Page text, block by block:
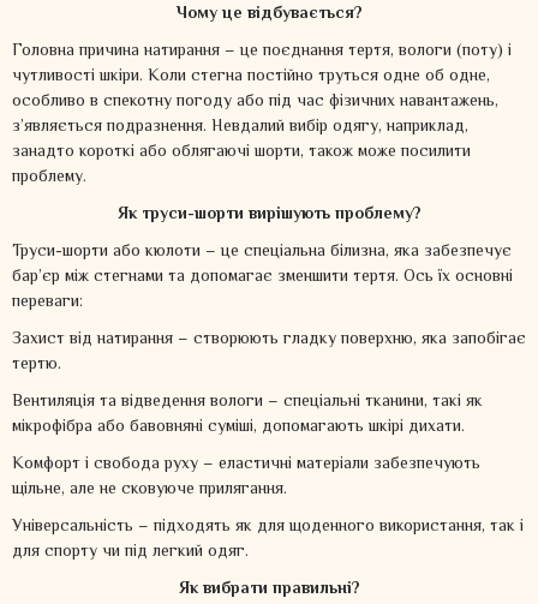
Чому це відбувається?
Головна причина натирання – це поєднання тертя, вологи (поту) і
чутливості шкіри. Коли стегна постійно труться одне об одне,
особливо в спекотну погоду або під час фізичних навантажень,
з’являється подразнення. Невдалий вибір одягу, наприклад,
занадто короткі або облягаючі шорти, також може посилити
проблему.
Як труси-шорти вирішують проблему?
Труси-шорти або кюлоти – це спеціальна білизна, яка забезпечує
бар’єр між стегнами та допомагає зменшити тертя. Ось їх основні
переваги:
Захист від натирання – створюють гладку поверхню, яка запобігає
тертю.
Вентиляція та відведення вологи – спеціальні тканини, такі як
мікрофібра або бавовняні суміші, допомагають шкірі дихати.
Комфорт і свобода руху – еластичні матеріали забезпечують
щільне, але не сковуюче прилягання.
Універсальність – підходять як для щоденного використання, так і
для спорту чи під легкий одяг.
Як вибрати правильні?